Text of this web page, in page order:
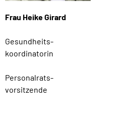
Frau Heike Girard
Gesundheits-
koordinatorin
Personalrats-
vorsitzende